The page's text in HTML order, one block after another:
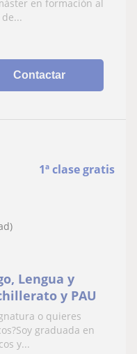
en formación al
Contactar
1ª clase gratis
Lengua y
y PAU
o quieres
graduada en
y...